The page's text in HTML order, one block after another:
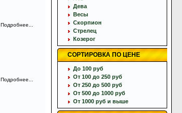
Подробнее...
Подробнее...
Дева
Весы
Скорпион
Стрелец
Козерог
СОРТИРОВКА ПО ЦЕНЕ
До 100 руб
От 100 до 250 руб
От 250 до 500 руб
От 500 до 1000 руб
От 1000 руб и выше